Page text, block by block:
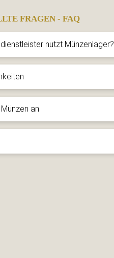
FRAGEN - FAQ
nutzt Münzenlager?
an